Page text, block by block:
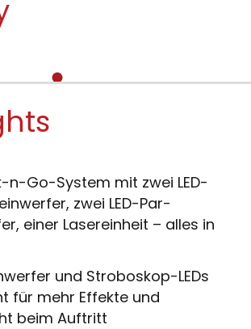
n-Go-System mit zwei LED-
zwei LED-Par-
einer Lasereinheit – alles in
und Stroboskop-LEDs
für mehr Effekte und
beim Auftritt